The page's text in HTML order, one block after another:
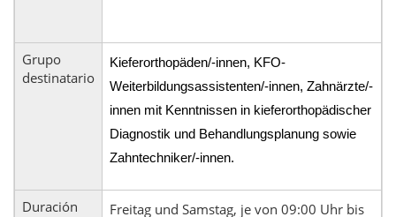
Grupo
destinatario
Kieferorthopäden/-innen, KFO-
Weiterbildungsassistenten/-innen, Zahnärzte/-
innen mit Kenntnissen in kieferorthopädischer
Diagnostik und Behandlungsplanung sowie
Zahntechniker/-innen.
Duración
Freitag und Samstag, je von 09:00 Uhr bis